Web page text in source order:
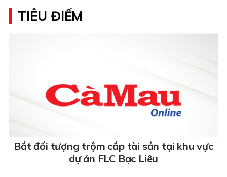
TIÊU ĐIỂM
Bắt đối tượng trộm cắp tài sản tại khu vực
dự án FLC Bạc Liêu